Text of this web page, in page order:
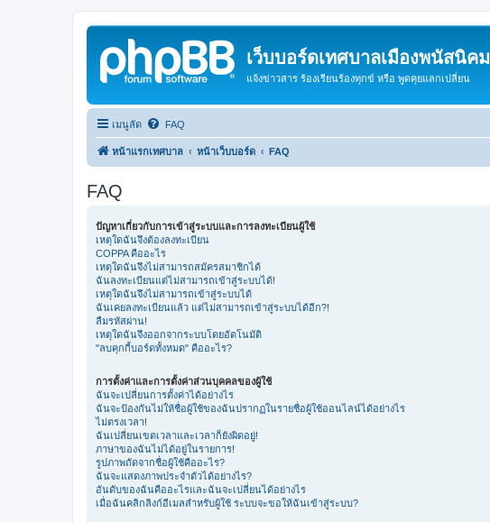
เว็บบอร์ดเทศบาลเมืองพนัสนิคม
แจ้งข่าวสาร ร้องเรียนร้องทุกข์ หรือ พูดคุยแลกเปลี่ยน
เมนูลัด FAQ
หน้าแรกเทศบาล หน้าเว็บบอร์ด FAQ
FAQ
ปัญหาเกี่ยวกับการเข้าสู่ระบบและการลงทะเบียนผู้ใช้
เหตุใดฉันจึงต้องลงทะเบียน
COPPA คืออะไร
เหตุใดฉันจึงไม่สามารถสมัครสมาชิกได้
ฉันลงทะเบียนแต่ไม่สามารถเข้าสู่ระบบได้!
เหตุใดฉันจึงไม่สามารถเข้าสู่ระบบได้
ฉันเคยลงทะเบียนแล้ว แต่ไม่สามารถเข้าสู่ระบบได้อีก?!
ลืมรหัสผ่าน!
เหตุใดฉันจึงออกจากระบบโดยอัตโนมัติ
"ลบคุกกี้บอร์ดทั้งหมด" คืออะไร?
การตั้งค่าและการตั้งค่าส่วนบุคคลของผู้ใช้
ฉันจะเปลี่ยนการตั้งค่าได้อย่างไร
ฉันจะป้องกันไม่ให้ชื่อผู้ใช้ของฉันปรากฏในรายชื่อผู้ใช้ออนไลน์ได้อย่างไร
ไม่ตรงเวลา!
ฉันเปลี่ยนเขตเวลาและเวลาก็ยังผิดอยู่!
ภาษาของฉันไม่ได้อยู่ในรายการ!
รูปภาพถัดจากชื่อผู้ใช้คืออะไร?
ฉันจะแสดงภาพประจำตัวได้อย่างไร?
อันดับของฉันคืออะไรและฉันจะเปลี่ยนได้อย่างไร
เมื่อฉันคลิกลิงก์อีเมลสำหรับผู้ใช้ ระบบจะขอให้ฉันเข้าสู่ระบบ?